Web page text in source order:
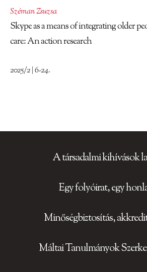
Széman Zsuzsa
Skype as a means of integrating older
care: An action research
2025/2 | 6-24.
A társadalmi kihívások
Egy folyóirat, egy
Minőségbiztosítás,
Máltai Tanulmányok